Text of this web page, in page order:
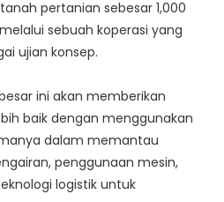
pertanian sebesar 1,000
sebuah koperasi yang
ujian konsep.
ini akan memberikan
baik dengan menggunakan
dalam memantau
penggunaan mesin,
logistik untuk